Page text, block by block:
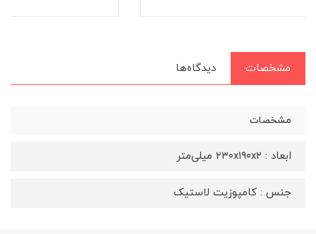
مشخصات دیدگاه‌ها
مشخصات
ابعاد : ۲۳۰x۱۹۰x۲ میلی‌متر
جنس : کامپوزیت لاستیک